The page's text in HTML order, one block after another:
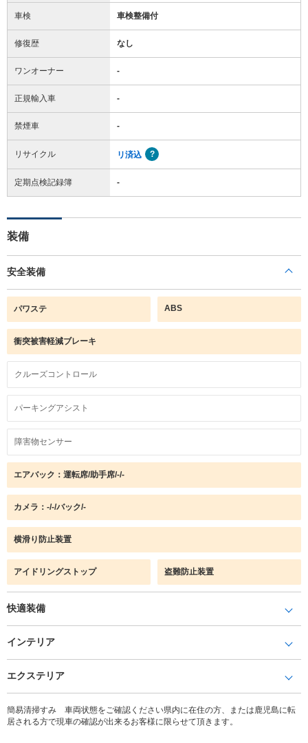
車検 車検整備付
修復歴 なし
ワンオーナー -
正規輸入車 -
禁煙車 -
リサイクル リ済込
定期点検記録簿 -
装備
安全装備
パワステ ABS
衝突被害軽減ブレーキ
クルーズコントロール
パーキングアシスト
障害物センサー
エアバック：運転席/助手席/-/-
カメラ：-/-/バック/-
横滑り防止装置
アイドリングストップ 盗難防止装置
快適装備
インテリア
エクステリア
簡易清掃すみ 車両状態をご確認ください県内に在住の方、または鹿児島に転
居される方で現車の確認が出来るお客様に限らせて頂きます。